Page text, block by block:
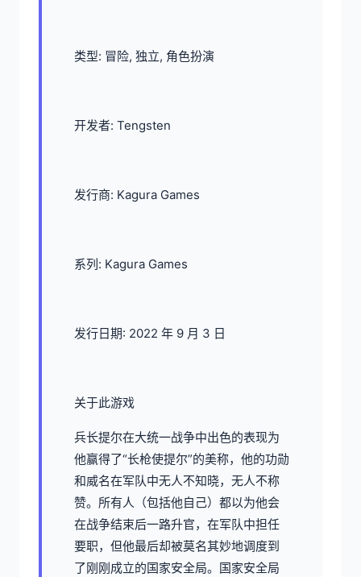
类型: 冒险, 独立, 角色扮演
开发者: Tengsten
发行商: Kagura Games
系列: Kagura Games
发行日期: 2022 年 9 月 3 日
关于此游戏
兵长提尔在大统一战争中出色的表现为
他赢得了“长枪使提尔”的美称，他的功勋
和威名在军队中无人不知晓，无人不称
赞。所有人（包括他自己）都以为他会
在战争结束后一路升官，在军队中担任
要职，但他最后却被莫名其妙地调度到
了刚刚成立的国家安全局。国家安全局